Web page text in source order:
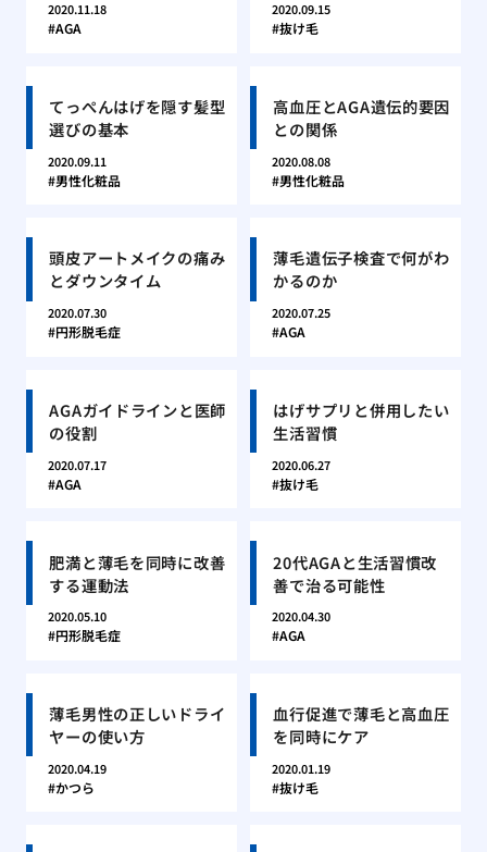
2020.11.18
AGA
2020.09.15
抜け毛
てっぺんはげを隠す髪型
選びの基本
2020.09.11
男性化粧品
高血圧とAGA遺伝的要因
との関係
2020.08.08
男性化粧品
頭皮アートメイクの痛み
とダウンタイム
2020.07.30
円形脱毛症
薄毛遺伝子検査で何がわ
かるのか
2020.07.25
AGA
AGAガイドラインと医師
の役割
2020.07.17
AGA
はげサプリと併用したい
生活習慣
2020.06.27
抜け毛
肥満と薄毛を同時に改善
する運動法
2020.05.10
円形脱毛症
20代AGAと生活習慣改
善で治る可能性
2020.04.30
AGA
薄毛男性の正しいドライ
ヤーの使い方
2020.04.19
かつら
血行促進で薄毛と高血圧
を同時にケア
2020.01.19
抜け毛